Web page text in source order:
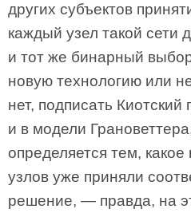
других субъектов
каждый узел такой сети
и тот же бинарный
новую технологию или
нет, подписать Киотский
и в модели
определяется тем, какое
узлов уже приняли
решение, — правда, на